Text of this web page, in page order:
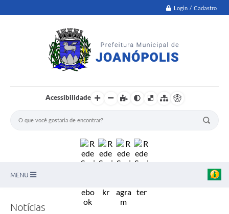
Login / Cadastro
Acessibilidade
MENU
Notícias